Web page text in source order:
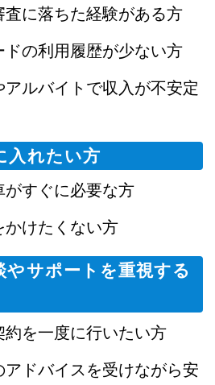
に落ちた経験がある方
の利用履歴が少ない方
ルバイトで収入が不安定
入れたい方
すぐに必要な方
けたくない方
やサポートを重視する
を一度に行いたい方
ドバイスを受けながら安